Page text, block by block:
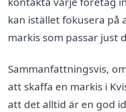
kan istället fokusera på
markis som passar just
Sammanfattningsvis,
att skaffa en markis i
att det alltid är en god